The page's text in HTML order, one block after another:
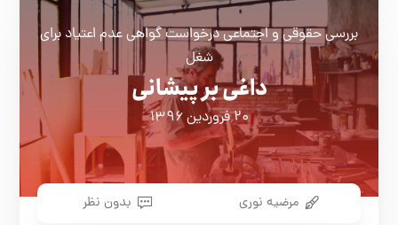
بررسی حقوقی و اجتماعی درخواست گواهی عدم اعتیاد برای
شغل
داغی بر پیشانی
۲۰ فروردین ۱۳۹۶
مرضیه نوری بدون نظر